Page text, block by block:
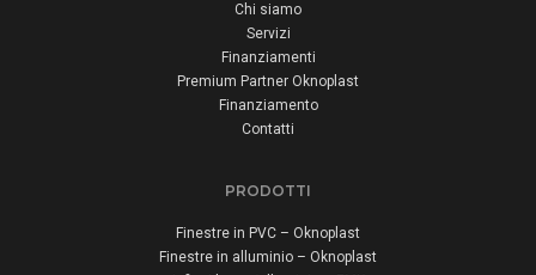
Chi siamo
Servizi
Finanziamenti
Premium Partner Oknoplast
Finanziamento
Contatti
PRODOTTI
Finestre in PVC – Oknoplast
Finestre in alluminio – Oknoplast